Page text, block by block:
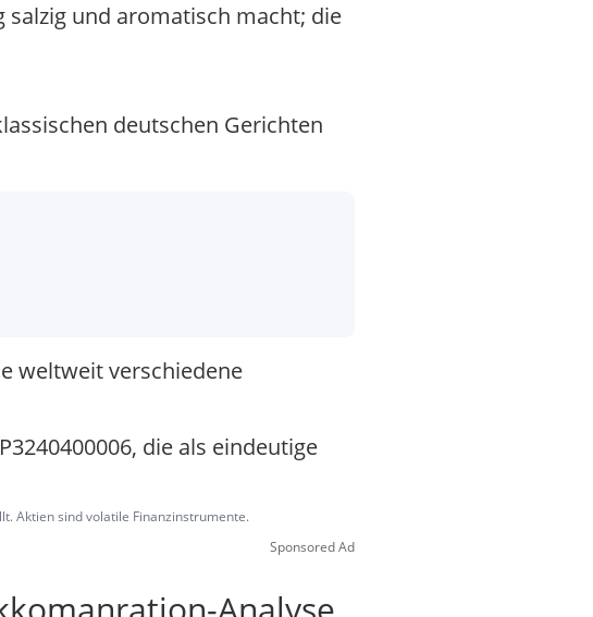
salzig und aromatisch macht; die
deutschen Gerichten
weltweit verschiedene
die als eindeutige
Aktien sind volatile Finanzinstrumente.
Sponsored Ad